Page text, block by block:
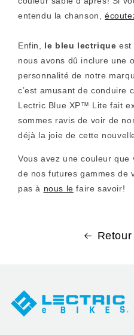
entendu la chanson,
Enfin, le bleu lectrique est
nous avons dû inclure une
personnalité de notre
c’est amusant de conduire
Lectric Blue XP™ Lite fait
sommes ravis de voir de
déjà la joie de cette
Vous avez une couleur que
de nos futures gammes de
pas à nous le faire savoir!